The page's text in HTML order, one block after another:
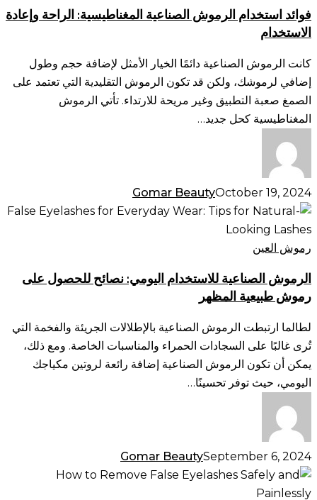
المغناطيسية:
الراحة
وإعادة
الاستخدام
فوائد استخدام الرموش الصناعية المغناطيسية: الراحة وإعادة
الاستخدام
كانت الرموش الصناعية دائمًا الخيار الأمثل لإضافة حجم وطول
إضافي لرموشك، ولكن قد تكون الرموش التقليدية التي تعتمد على
الصمغ صعبة التطبيق وغير مريحة للارتداء. تأتي الرموش
المغناطيسية كحل جديد…
Gomar BeautyOctober 19, 2024
الرموش
الصناعية
للاستخدام
نصائح
للحصول
على
رموش
طبيعية
المظهر
رموش العين
الرموش الصناعية للاستخدام اليومي: نصائح للحصول على
رموش طبيعية المظهر
لطالما ارتبطت الرموش الصناعية بالإطلالات الجريئة والفخمة التي
تُرى غالبًا على السجادات الحمراء والمناسبات الخاصة. ومع ذلك،
يمكن أن تكون الرموش الصناعية إضافة رائعة لروتين مكياجك
اليومي، حيث توفر تحسينًا…
Gomar BeautySeptember 6, 2024
كيفية
إزالة